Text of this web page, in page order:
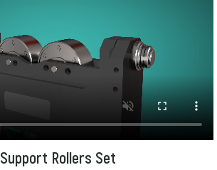
Support Rollers Set